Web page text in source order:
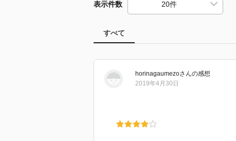
表示件数
すべて
horinagaumezoさんの感想
2019年4月30日